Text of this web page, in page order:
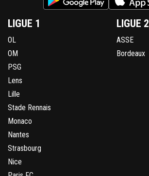
LIGUE 1
OL
OM
PSG
Lens
Lille
Stade Rennais
Monaco
Nantes
Strasbourg
Nice
LIGUE 2
ASSE
Bordeaux